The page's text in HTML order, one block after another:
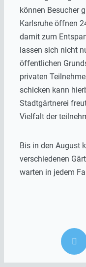
können Besucher
Karlsruhe öffnen
damit zum
lassen sich nicht
öffentlichen
privaten
schicken kann
Stadtgärtnerei
Vielfalt der
Bis in den August
verschiedenen
warten in jedem